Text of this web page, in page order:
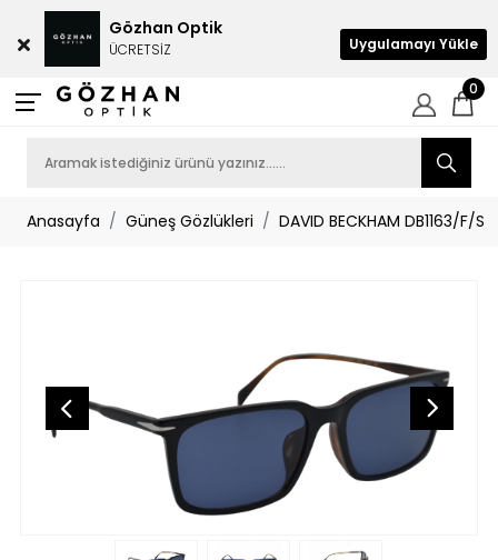
0
Anasayfa Güneş Gözlükleri DAVID BECKHAM DB1163/F/
Gözhan Optik
ÜCRETSİZ Uygulamayı Yükle